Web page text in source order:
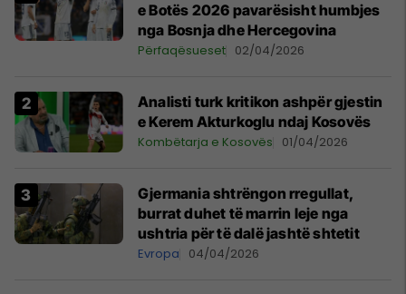
e Botës 2026 pavarësisht humbjes
nga Bosnja dhe Hercegovina
Përfaqësueset 02/04/2026
Analisti turk kritikon ashpër gjestin
e Kerem Akturkoglu ndaj Kosovës
Kombëtarja e Kosovës 01/04/2026
Gjermania shtrëngon rregullat,
burrat duhet të marrin leje nga
ushtria për të dalë jashtë shtetit
Evropa 04/04/2026